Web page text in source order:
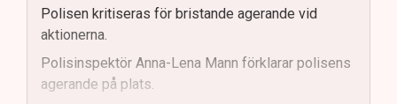
Polisen kritiseras för bristande agerande vid
aktionerna.
Polisinspektör Anna-Lena Mann förklarar polisens
agerande på plats.